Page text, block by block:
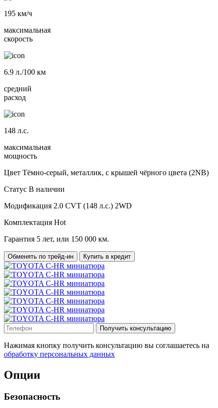
195 км/ч
максимальная
скорость
6.9 л./100 км
средний
расход
148 л.с.
максимальная
мощность
Цвет Тёмно-серый, металлик, с крышей чёрного цвета (2NB)
Статус В наличии
Модификация 2.0 CVT (148 л.с.) 2WD
Комплектация Hot
Гарантия 5 лет, или 150 000 км.
Обменять по трейд-ин Купить в кредит
Получить консультацию
Нажимая кнопку получить консультацию вы соглашаетесь на
обработку персональных данных
Опции
Безопасность